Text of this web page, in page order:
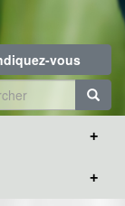
vous